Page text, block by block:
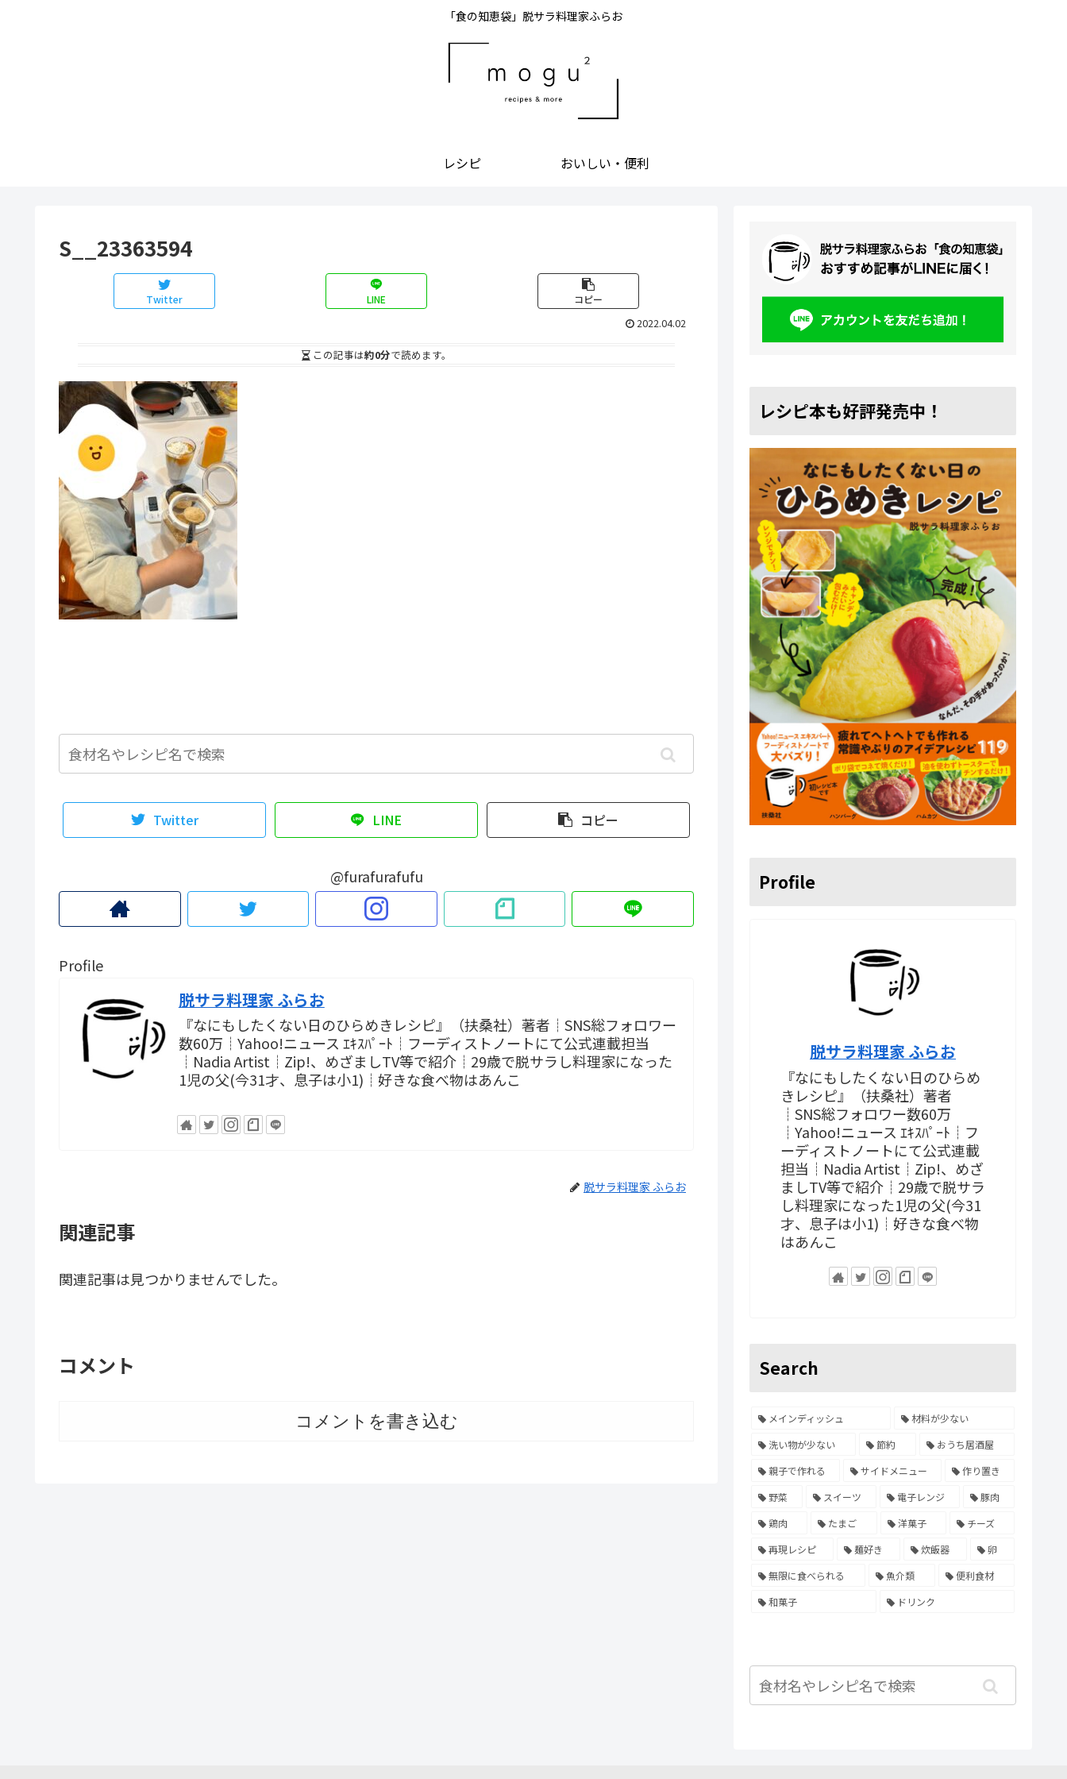
「食の知恵袋」脱サラ料理家ふらお
レシピ おいしい・便利
S__23363594
Twitter LINE コピー
2022.04.02
この記事は約0分で読めます。
Twitter LINE コピー
@furafurafufu
Profile
脱サラ料理家 ふらお
『なにもしたくない日のひらめきレシピ』（扶桑社）著者┊SNS総フォロワー
数60万┊Yahoo!ニュース ｴｷｽﾊﾟｰﾄ┊フーディストノートにて公式連載担当
┊Nadia Artist┊Zip!、めざましTV等で紹介┊29歳で脱サラし料理家になった
1児の父(今31才、息子は小1)┊好きな食べ物はあんこ
脱サラ料理家 ふらお
関連記事
関連記事は見つかりませんでした。
コメント
コメントを書き込む
レシピ本も好評発売中！
Profile
脱サラ料理家 ふらお
『なにもしたくない日のひらめ
きレシピ』（扶桑社）著者
┊SNS総フォロワー数60万
┊Yahoo!ニュース ｴｷｽﾊﾟｰﾄ┊フ
ーディストノートにて公式連載
担当┊Nadia Artist┊Zip!、めざ
ましTV等で紹介┊29歳で脱サラ
し料理家になった1児の父(今31
才、息子は小1)┊好きな食べ物
はあんこ
Search
メインディッシュ
材料が少ない
洗い物が少ない
節約
おうち居酒屋
親子で作れる
サイドメニュー
作り置き
野菜
スイーツ 電子レンジ
豚肉
鶏肉
たまご 洋菓子
チーズ
再現レシピ
麺好き 炊飯器
卵
無限に食べられる
魚介類
便利食材
和菓子
ドリンク